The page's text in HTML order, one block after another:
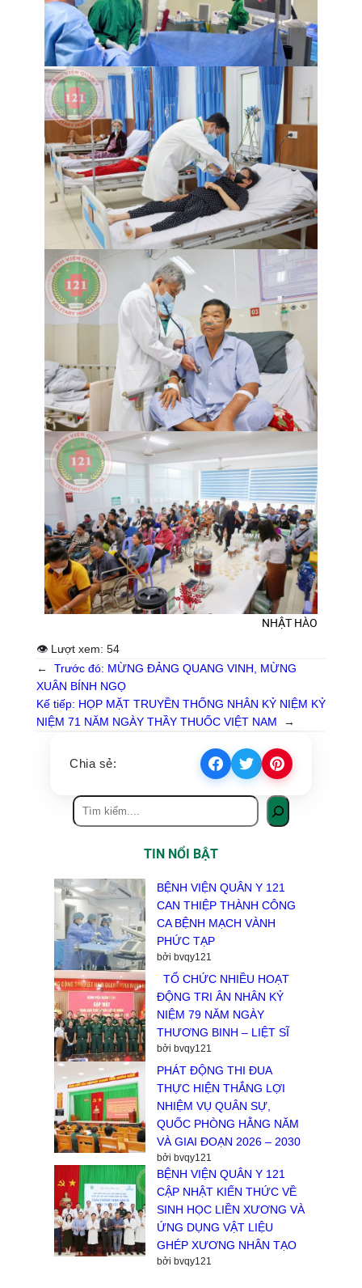
NHẬT HÀO
👁 Lượt xem: 54
←
Trước đó: MỪNG ĐẢNG QUANG VINH, MỪNG
XUÂN BÍNH NGỌ
Kế tiếp: HỌP MẶT TRUYỀN THỐNG NHÂN KỶ NIỆM KỶ
NIỆM 71 NĂM NGÀY THẦY THUỐC VIỆT NAM
→
Chia sẻ:
TIN NỔI BẬT
BỆNH VIỆN QUÂN Y 121
CAN THIỆP THÀNH CÔNG
CA BỆNH MẠCH VÀNH
PHỨC TẠP
bởi bvqy121
TỔ CHỨC NHIỀU HOẠT
ĐỘNG TRI ÂN NHÂN KỶ
NIỆM 79 NĂM NGÀY
THƯƠNG BINH – LIỆT SĨ
bởi bvqy121
PHÁT ĐỘNG THI ĐUA
THỰC HIỆN THẮNG LỢI
NHIỆM VỤ QUÂN SỰ,
QUỐC PHÒNG HẰNG NĂM
VÀ GIAI ĐOẠN 2026 – 2030
bởi bvqy121
BỆNH VIỆN QUÂN Y 121
CẬP NHẬT KIẾN THỨC VỀ
SINH HỌC LIỀN XƯƠNG VÀ
ỨNG DỤNG VẬT LIỆU
GHÉP XƯƠNG NHÂN TẠO
bởi bvqy121